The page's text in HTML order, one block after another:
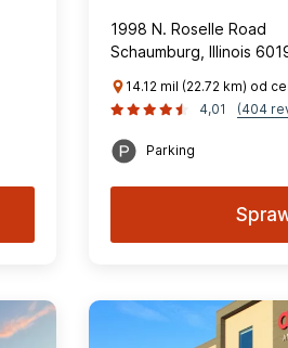
1998 N. Roselle Road
Schaumburg, Illinois
14.12 mil (22.72 km) od
4,01
(404
Parking